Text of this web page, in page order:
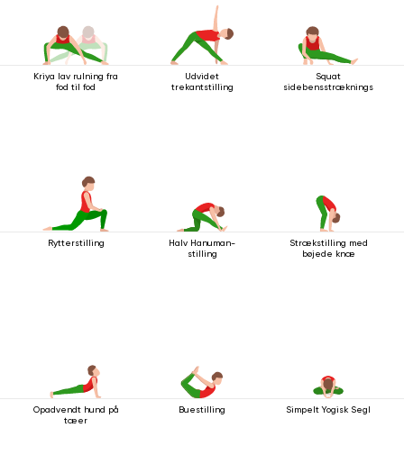
Kriya lav rulning fra
fod til fod
Udvidet
trekantstilling
Squat
sidebensstrækningsstilling
Rytterstilling
Halv Hanuman-
stilling
Strækstilling med
bøjede knæ
Opadvendt hund på
tæer
Buestilling Simpelt Yogisk Segl